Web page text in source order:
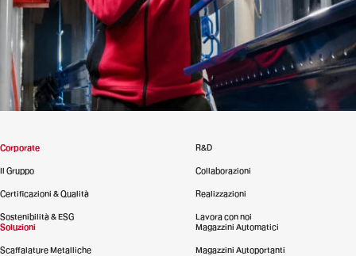
Corporate
Il Gruppo
Certificazioni & Qualità
Sostenibilità & ESG
R&D
Collaborazioni
Realizzazioni
Lavora con noi
Soluzioni
Scaffalature Metalliche
Magazzini Automatici
Magazzini Autoportanti